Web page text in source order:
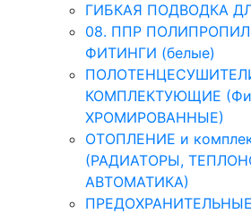
ГИБКАЯ ПОДВОДКА
08. ППР
ФИТИНГИ (белые)
КОМПЛЕКТУЮЩИЕ
ХРОМИРОВАННЫЕ)
ОТОПЛЕНИЕ и
(РАДИАТОРЫ,
АВТОМАТИКА)